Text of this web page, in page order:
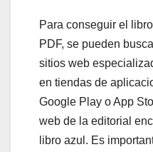
Para conseguir el
PDF, se pueden
sitios web
en tiendas de
Google Play o App
web de la editorial
libro azul. Es